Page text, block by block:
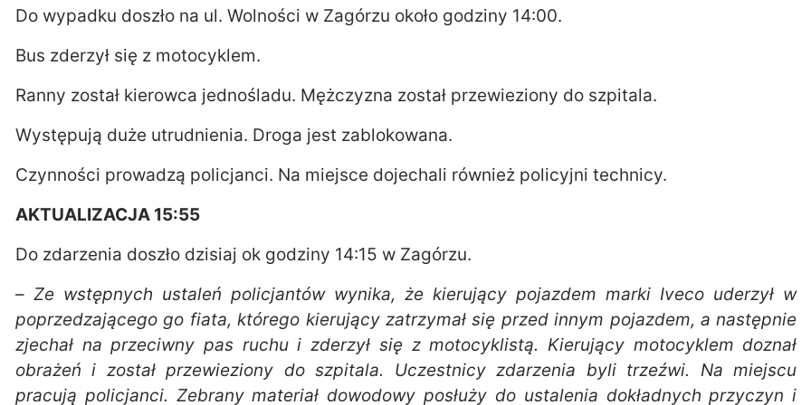
Do wypadku doszło na ul. Wolności w Zagórzu około godziny 14:00.
Bus zderzył się z motocyklem.
Ranny został kierowca jednośladu. Mężczyzna został przewieziony do szpitala.
Występują duże utrudnienia. Droga jest zablokowana.
Czynności prowadzą policjanci. Na miejsce dojechali również policyjni technicy.
AKTUALIZACJA 15:55
Do zdarzenia doszło dzisiaj ok godziny 14:15 w Zagórzu.
–Ze wstępnych ustaleń policjantów wynika, że kierujący pojazdem marki Iveco uderzył w
poprzedzającego go fiata, którego kierujący zatrzymał się przed innym pojazdem, a następnie
zjechał na przeciwny pas ruchu i zderzył się z motocyklistą. Kierujący motocyklem doznał
obrażeń i został przewieziony do szpitala. Uczestnicy zdarzenia byli trzeźwi. Na miejscu
pracują policjanci. Zebrany materiał dowodowy posłuży do ustalenia dokładnych przyczyn i